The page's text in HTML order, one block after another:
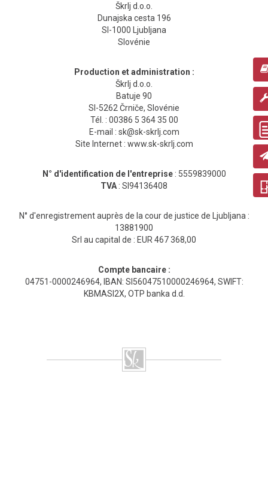
Škrlj d.o.o.
Dunajska cesta 196
SI-1000 Ljubljana
Slovénie
Production et administration :
Škrlj d.o.o.
Batuje 90
SI-5262 Črniče, Slovénie
Tél. : 00386 5 364 35 00
E-mail : sk@sk-skrlj.com
Site Internet : www.sk-skrlj.com
N° d'identification de l'entreprise : 5559839000
TVA : SI94136408
N° d'enregistrement auprès de la cour de justice de Ljubljana :
13881900
Srl au capital de : EUR 467 368,00
Compte bancaire :
04751-0000246964, IBAN: SI56047510000246964, SWIFT:
KBMASI2X, OTP banka d.d.